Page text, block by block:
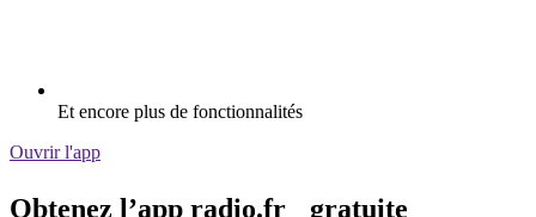
Et encore plus de fonctionnalités
Ouvrir l'app
Obtenez l’app radio.fr gratuite